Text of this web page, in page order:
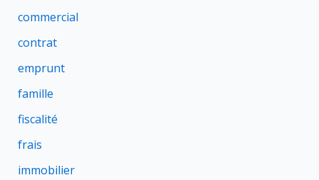
commercial
contrat
emprunt
famille
fiscalité
frais
immobilier